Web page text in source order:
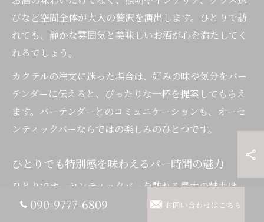
びなど空間全体が大人の贅沢を演出します。ひとりで訪
れても、静かな雰囲気と美味しいお酒が心を満たしてく
れるでしょう。
カクテルの注文に迷った場合は、好みの味や気分をバー
テンダーに伝えると、ぴったりな一杯を提案してもらえ
ます。バーテンダーとのコミュニケーションも、オーセ
ンティックバーならではの楽しみのひとつです。
ひとりでも特別感を味わえるバー時間の魅力
ひとりでオーセンティックバーを訪れる最大の魅力は、
自分のペースで贅沢な時間を過ごせることです。静かな
090-9777-6809 お問い合わせはこちら